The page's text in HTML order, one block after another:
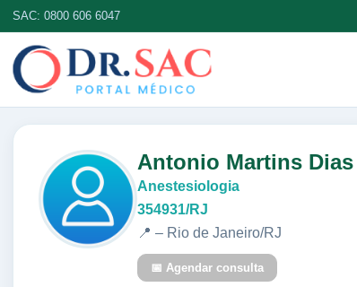
SAC: 0800 606 6047
Antonio Martins
Anestesiologia
354931/RJ
📍 – Rio de Janeiro/RJ
📅 Agendar consulta